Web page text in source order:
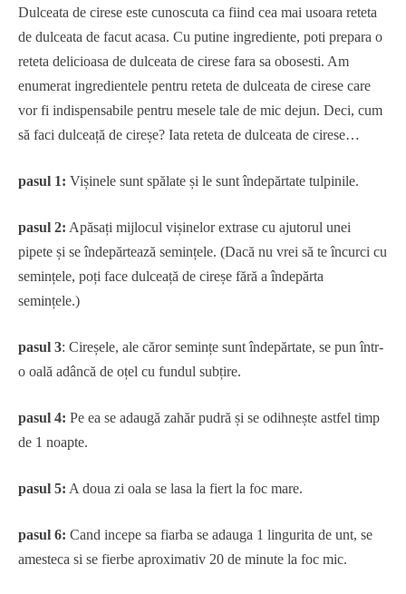
Dulceata de cirese este cunoscuta ca fiind cea mai usoara reteta
de dulceata de facut acasa. Cu putine ingrediente, poti prepara o
reteta delicioasa de dulceata de cirese fara sa obosesti. Am
enumerat ingredientele pentru reteta de dulceata de cirese care
vor fi indispensabile pentru mesele tale de mic dejun. Deci, cum
să faci dulceață de cireșe? Iata reteta de dulceata de cirese…
pasul 1: Vișinele sunt spălate și le sunt îndepărtate tulpinile.
pasul 2: Apăsați mijlocul vișinelor extrase cu ajutorul unei
pipete și se îndepărtează semințele. (Dacă nu vrei să te încurci cu
semințele, poți face dulceață de cireșe fără a îndepărta
semințele.)
pasul 3: Cireșele, ale căror semințe sunt îndepărtate, se pun într-
o oală adâncă de oțel cu fundul subțire.
pasul 4: Pe ea se adaugă zahăr pudră și se odihnește astfel timp
de 1 noapte.
pasul 5: A doua zi oala se lasa la fiert la foc mare.
pasul 6: Cand incepe sa fiarba se adauga 1 lingurita de unt, se
amesteca si se fierbe aproximativ 20 de minute la foc mic.